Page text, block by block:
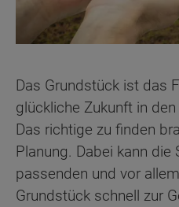
Das Grundstück ist das
glückliche Zukunft in
Das richtige zu finden
Planung. Dabei kann die
passenden und vor
Grundstück schnell zur